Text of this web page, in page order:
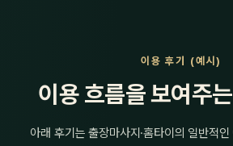
이용 후기 (예시)
이용 흐름을 보여주
아래 후기는 출장마사지·홈타이의 일반적인